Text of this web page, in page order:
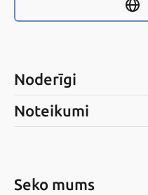
Noderīgi
Noteikumi
Seko mums